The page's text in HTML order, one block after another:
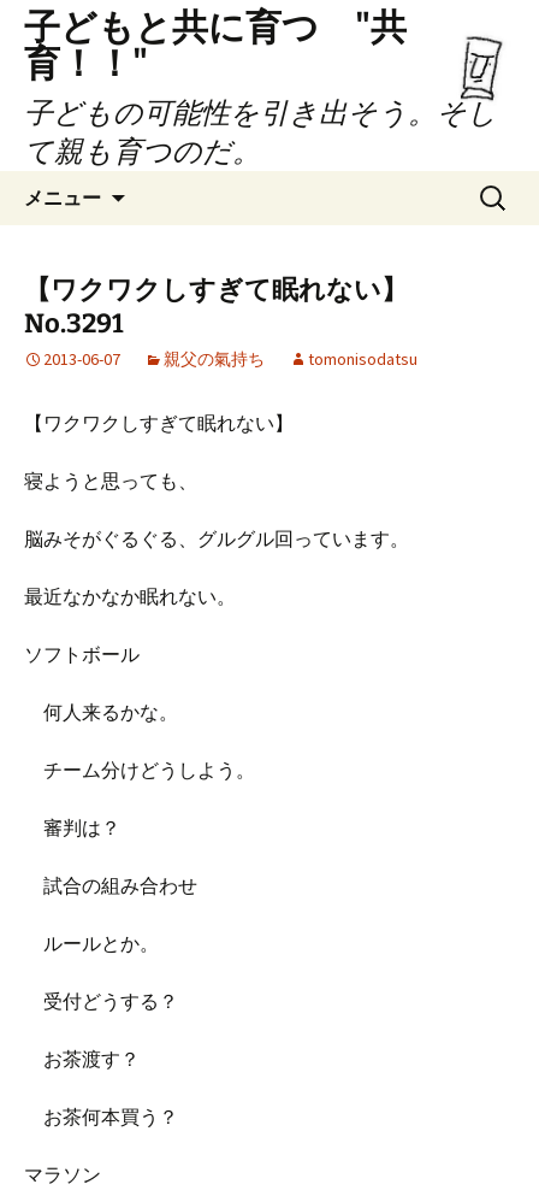
子どもと共に育つ "共
育！！"
子どもの可能性を引き出そう。そし
て親も育つのだ。
メニュー
ツ
ッ
検
索:
【ワクワクしすぎて眠れない】
No.3291
2013-06-07 親父の氣持ち tomonisodatsu
【ワクワクしすぎて眠れない】
寝ようと思っても、
脳みそがぐるぐる、グルグル回っています。
最近なかなか眠れない。
ソフトボール
何人来るかな。
チーム分けどうしよう。
審判は？
試合の組み合わせ
ルールとか。
受付どうする？
お茶渡す？
お茶何本買う？
マラソン